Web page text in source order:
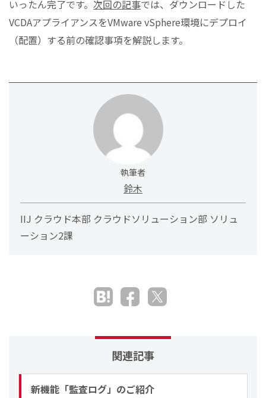
いったん完了です。 次回の記事では、ダウンロードした
VCDAアプライアンスをVMware vSphere環境にデプロイ
（配置）する前の確認事項を解説します。
執筆者
鈴木
IIJ クラウド本部 クラウドソリューション部 ソリュ
ーション2課
関連記事
新機能「監査ログ」のご紹介